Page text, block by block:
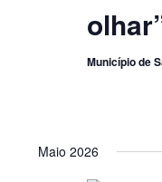
Município de
Maio 2026